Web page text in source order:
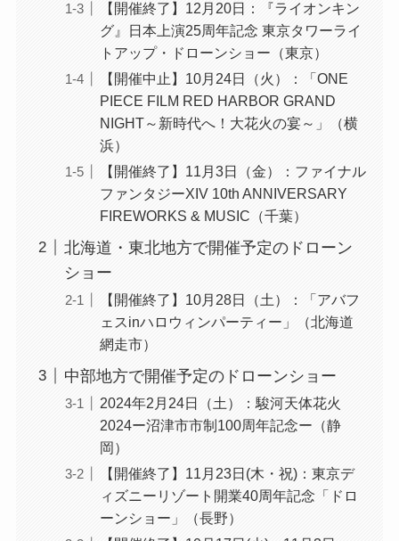
【開催終了】12月20日：『ライオンキン
グ』日本上演25周年記念 東京タワーライ
トアップ・ドローンショー（東京）
【開催中止】10月24日（火）：「ONE
PIECE FILM RED HARBOR GRAND
NIGHT～新時代へ！大花火の宴～」（横
浜）
【開催終了】11月3日（金）：ファイナル
ファンタジーXIV 10th ANNIVERSARY
FIREWORKS & MUSIC（千葉）
北海道・東北地方で開催予定のドローン
ショー
【開催終了】10月28日（土）：「アバフ
ェスinハロウィンパーティー」（北海道
網走市）
中部地方で開催予定のドローンショー
2024年2月24日（土）：駿河天体花火
2024ー沼津市市制100周年記念ー（静
岡）
【開催終了】11月23日(木・祝)：東京デ
ィズニーリゾート開業40周年記念「ドロ
ーンショー」（長野）